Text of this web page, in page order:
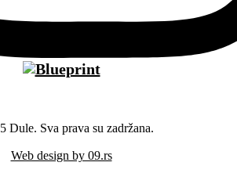
Dule. Sva prava su zadržana.
Web design by 09.rs